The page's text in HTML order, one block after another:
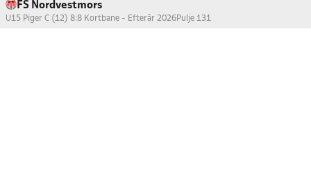
FS Nordvestmors
U15 Piger C (12) 8:8 Kortbane - Efterår 2026Pulje 131